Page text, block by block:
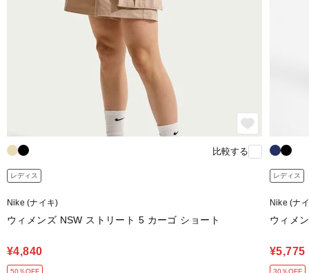
比較する
レディス
Nike (ナイキ)
ウィメンズ NSW ストリート 5 カーゴ ショート
¥4,840
50％OFF
レディス
Nike (ナ
ウィメ
¥5,775
30％OFF